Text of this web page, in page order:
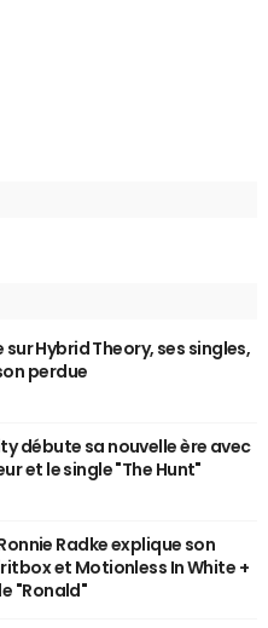
sur Hybrid Theory, ses singles,
perdue
débute sa nouvelle ère avec
et le single "The Hunt"
Radke explique son
et Motionless In White +
"Ronald"